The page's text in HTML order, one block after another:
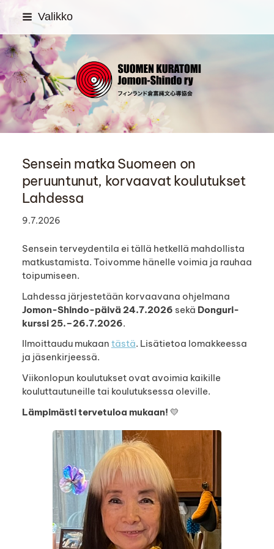
Siirry
sisältöön
Valikko
SUOMEN KURATOMI
Sensein matka Suomeen on
peruuntunut, korvaavat koulutukset
Lahdessa
9.7.2026
Sensein terveydentila ei tällä hetkellä mahdollista
matkustamista. Toivomme hänelle voimia ja rauhaa
toipumiseen.
Lahdessa järjestetään korvaavana ohjelmana
Jomon-Shindo-päivä 24.7.2026 sekä Donguri-
kurssi 25.–26.7.2026.
Ilmoittaudu mukaan tästä. Lisätietoa lomakkeessa
ja jäsenkirjeessä.
Viikonlopun koulutukset ovat avoimia kaikille
kouluttautuneille tai koulutuksessa oleville.
Lämpimästi tervetuloa mukaan! 💛